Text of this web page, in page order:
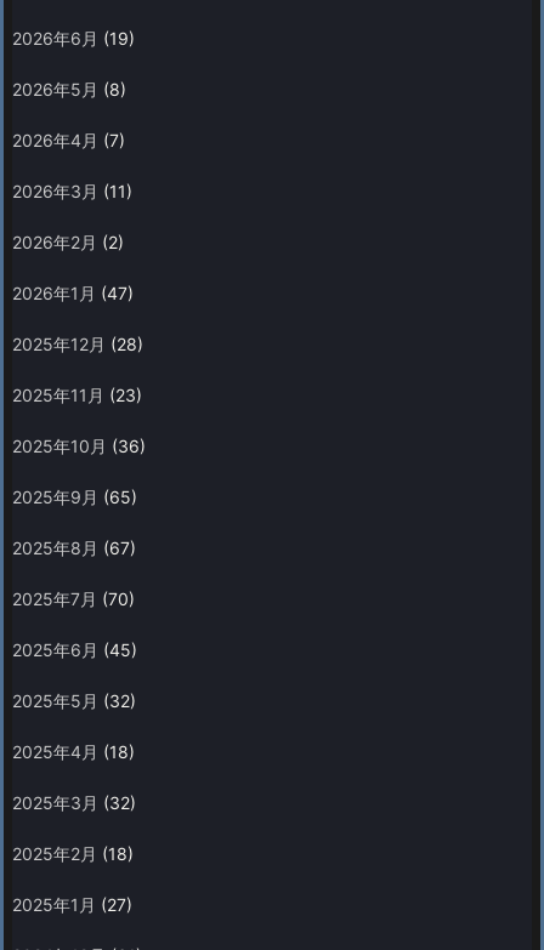
2026年6月 (19)
2026年5月 (8)
2026年4月 (7)
2026年3月 (11)
2026年2月 (2)
2026年1月 (47)
2025年12月 (28)
2025年11月 (23)
2025年10月 (36)
2025年9月 (65)
2025年8月 (67)
2025年7月 (70)
2025年6月 (45)
2025年5月 (32)
2025年4月 (18)
2025年3月 (32)
2025年2月 (18)
2025年1月 (27)